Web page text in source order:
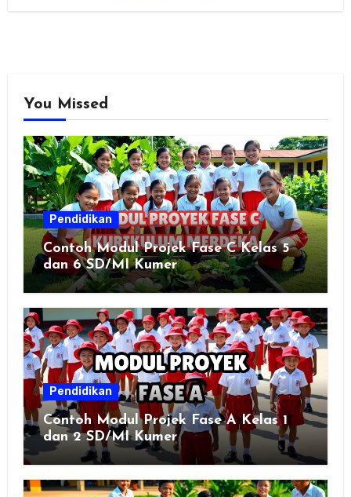
You Missed
Pendidikan
Contoh Modul Projek Fase C Kelas 5
dan 6 SD/MI Kumer
Pendidikan
Contoh Modul Projek Fase A Kelas 1
dan 2 SD/MI Kumer